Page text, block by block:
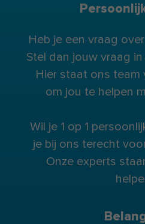
Heb je een vraag
Stel dan jouw vraag
Hier staat ons team
om jou te helpen
Wil je 1 op 1
je bij ons terecht
Onze experts